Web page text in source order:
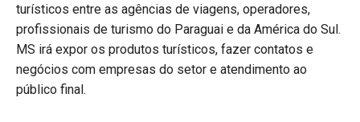
turísticos entre as agências de viagens, operadores,
profissionais de turismo do Paraguai e da América do Sul.
MS irá expor os produtos turísticos, fazer contatos e
negócios com empresas do setor e atendimento ao
público final.